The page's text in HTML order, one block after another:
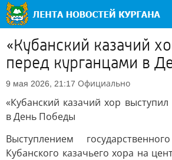
«Кубанский казачий
перед курганцами в
9 мая 2026, 21:17 Официально
«Кубанский казачий хор
в День Победы
Выступлением
Кубанского казачьего хора на